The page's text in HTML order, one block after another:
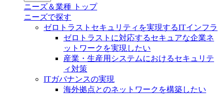
ニーズ＆業種 トップ
ニーズで探す
ゼロトラストセキュリティを実現するITインフラ
ゼロトラストに対応するセキュアな企業ネ
ットワークを実現したい
産業・生産用システムにおけるセキュリテ
ィ対策
ITガバナンスの実現
海外拠点とのネットワークを構築したい